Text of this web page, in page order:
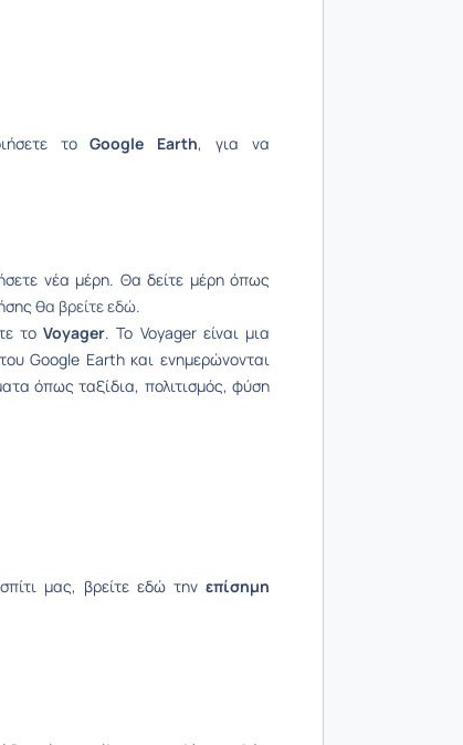
τοGoogle Earth, για να
νέα μέρη. Θα δείτε μέρη όπως
θα βρείτε εδώ.
τοVoyager. Το Voyager είναι μια
Google Earth και ενημερώνονται
όπως ταξίδια, πολιτισμός, φύση
μας, βρείτε εδώ την επίσημη